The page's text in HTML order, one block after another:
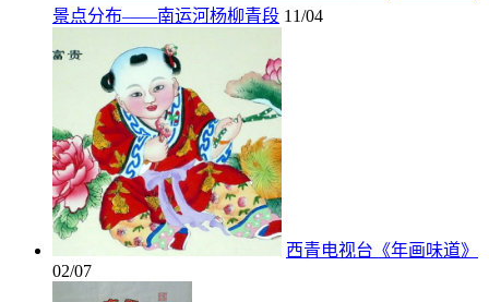
景点分布——南运河杨柳青段 11/04
西青电视台《年画味道》
02/07